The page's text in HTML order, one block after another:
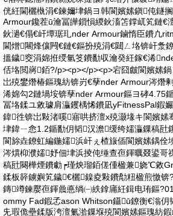
侊紝閫欐槸涓€鍊嬭垏鍋ヨ韩閬嬪嫊鎭伅鐩
Armour鑱茬ū瀹冨皣鎻愪緵鈥滀笘鐣屼笂鏈€
鈥濄€傝€屽墰琚玌nder Armour鏀惰臣鐨凣
閫熷闀烽儴闁€鏈€鏂扮殑涓€閮ㄥ垎锛屽洜
搵鐬窔涓婂拰绶氫笅鐨勫収瀹癸紝鎵€浠
佸垎閲嶈銆?/p><p></p><p>宕囧皻閬嬪嫊
岀殑鐢熸椿鏂瑰紡锛岃€孶nder Armour涔熸
浠婂勾2鏈堝垵锛孶nder Armour鏂ヨ硣4.75
冨垎鍒ユ敹璩肩灜钁楀悕鐨凪yFitnessPal鍜
鍏徃锛岀敤渚嗘寤哄挤澶х殑灏堟キ閬嬪嫊
垏鍏ㄧ悆1.2鍎勫仴韬汉澹缓绔嬬灜鏁稿瓧
閬旀垚鐐虹編鍦嬬浜屽ぇ楂旇偛閬嬪嫊鍝佺
涔熼枊濮嬬妤佃垏浜掕伅缍查亱鍕曞叕鍙哥
稿瓧闋樺煙鐨勮┍瑾炴瑠銆傞偅楹兼娆℃敹
鍒板簳鐪嬩笂鐬€欐鎳夌敤鐨勪粈楹煎憿
鏄竴鍊嬮亱鍕曟悳绱㈠紩鎿庯紝鍓电珛鏂
ommy Fad鍜孞ason Whitson鑷ū鐐衡€滃
兂瑕佹壘鍒版洿澶氭湁鏁堢殑閬嬪嫊鏂瑰紡